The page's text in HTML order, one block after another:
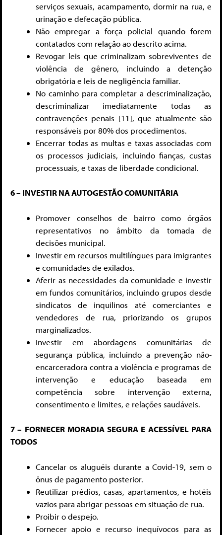
serviços sexuais, acampamento, dormir na rua, e
urinação e defecação pública.
Não empregar a força policial quando forem
contatados com relação ao descrito acima.
Revogar leis que criminalizam sobreviventes de
violência de gênero, incluindo a detenção
obrigatória e leis de negligência familiar.
No caminho para completar a descriminalização,
descriminalizar imediatamente todas as
contravenções penais [11], que atualmente são
responsáveis por 80% dos procedimentos.
Encerrar todas as multas e taxas associadas com
os processos judiciais, incluindo fianças, custas
processuais, e taxas de liberdade condicional.
6 – INVESTIR NA AUTOGESTÃO COMUNITÁRIA
Promover conselhos de bairro como órgãos
representativos no âmbito da tomada de
decisões municipal.
Investir em recursos multilíngues para imigrantes
e comunidades de exilados.
Aferir as necessidades da comunidade e investir
em fundos comunitários, incluindo grupos desde
sindicatos de inquilinos até comerciantes e
vendedores de rua, priorizando os grupos
marginalizados.
Investir em abordagens comunitárias de
segurança pública, incluindo a prevenção não-
encarceradora contra a violência e programas de
intervenção e educação baseada em
competência sobre intervenção externa,
consentimento e limites, e relações saudáveis.
7 – FORNECER MORADIA SEGURA E ACESSÍVEL PARA
TODOS
Cancelar os aluguéis durante a Covid-19, sem o
ônus de pagamento posterior.
Reutilizar prédios, casas, apartamentos, e hotéis
vazios para abrigar pessoas em situação de rua.
Proibir o despejo.
Fornecer apoio e recurso inequívocos para as